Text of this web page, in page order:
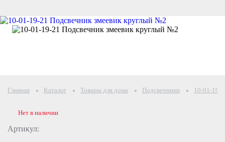
Главная Каталог Товары для дома Подсвечники 10-01-19-
Артикул:
Нет в наличии